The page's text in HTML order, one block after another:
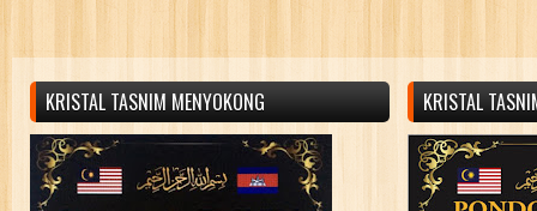
KRISTAL TASNIM MENYOKONG KRISTAL